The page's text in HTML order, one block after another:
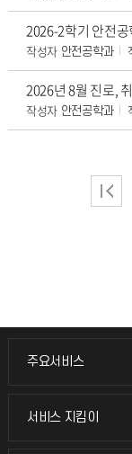
2026-2학기 안전공
작성자 안전공학과
2026년 8월 진로,
작성자 안전공학과
주요서비스
주요서비스
교무회의방송
서비스 지킴이
서비스 지킴이